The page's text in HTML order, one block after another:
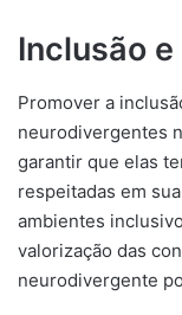
Inclusão
Promover a
neurodivergentes
garantir que elas
respeitadas em
ambientes
valorização das
neurodivergente